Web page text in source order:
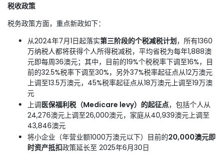
税收政策
税务政策方面，重点新政如下：
从2024年7月1日起落实第三阶段的个税减税计划，所有1360
万纳税人都将获得个人所得税减税，平均省税为每年1,888澳
元即每周36澳元；其中，目前的19%个税税率下调至16%，目
前的32.5%税率下调至30%，另外37%税率起征点从12万澳元
上调至13.5万澳元，45%税率起征点从18万澳元上调至19万澳
元
上调医保福利税（Medicare levy）的起征点，包括个人从
24,276澳元上调至26,000澳元，家庭从40,939澳元上调至
43,846澳元
将小企业（年营业额1000万澳元以下）目前的20,000澳元即
时资产抵扣政策延长至 2025年6月30日